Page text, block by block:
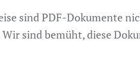
sind PDF-Dokumente
sind bemüht, diese